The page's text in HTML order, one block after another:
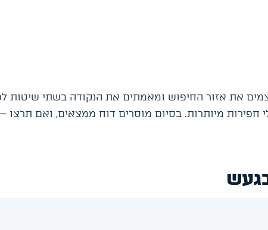
את אזור החיפוש ומאמתים את הנקודה בשתי שיטות
חפירות מיותרות. בסיום מוסרים דוח ממצאים, ואם תרצו